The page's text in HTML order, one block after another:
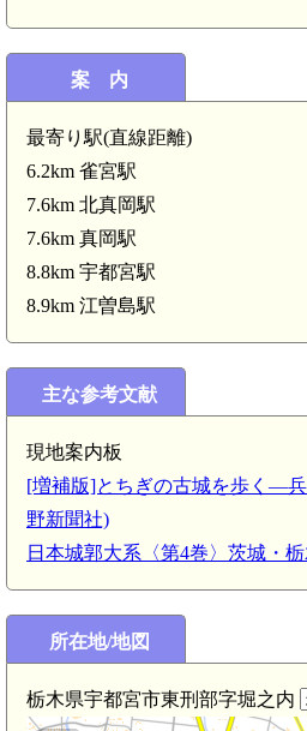
案 内
最寄り駅(直線距離)
6.2km 雀宮駅
7.6km 北真岡駅
7.6km 真岡駅
8.8km 宇都宮駅
8.9km 江曽島駅
主な参考文献
現地案内板
[増補版]とちぎの古城を歩く—
野新聞社)
日本城郭大系〈第4巻〉茨城・
所在地/地図
栃木県宇都宮市東刑部字堀之内